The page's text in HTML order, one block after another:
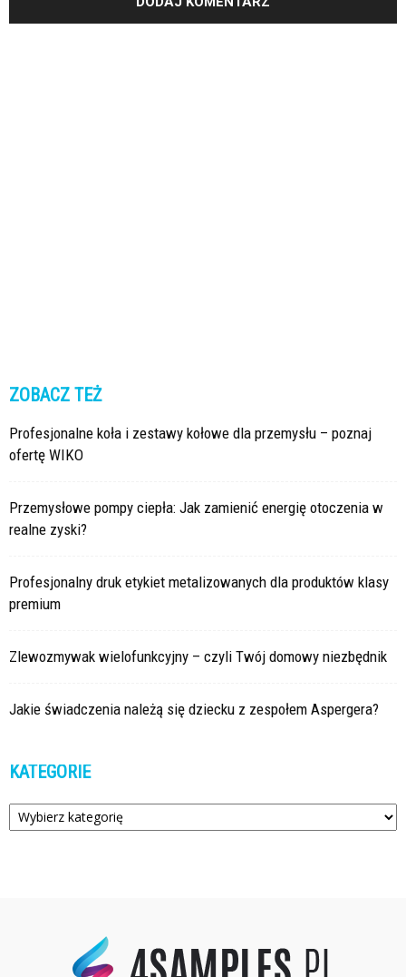
ZOBACZ TEŻ
Profesjonalne koła i zestawy kołowe dla przemysłu – poznaj
ofertę WIKO
Przemysłowe pompy ciepła: Jak zamienić energię otoczenia w
realne zyski?
Profesjonalny druk etykiet metalizowanych dla produktów klasy
premium
Zlewozmywak wielofunkcyjny – czyli Twój domowy niezbędnik
Jakie świadczenia należą się dziecku z zespołem Aspergera?
KATEGORIE
Kategorie